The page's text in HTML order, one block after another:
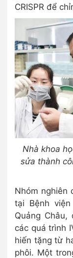
CRISPR để
Nhà khoa
sửa thành
Nhóm nghiên
tại Bệnh
Quảng
các quá trình
hiến tặng từ
phôi. Một